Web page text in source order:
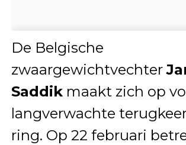
De Belgische
zwaargewichtvechter
Saddikmaakt zich op
langverwachte
ring. Op 22 februari